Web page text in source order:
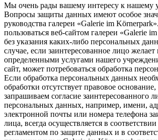
Мы очень рады вашему интересу к нашему
Вопросы защиты данных имеют особое
руководства галереи «Galerie im
пользоваться веб-сайтом галереи «Galerie
без указания каких-либо персональных
случае, если заинтересованное лицо желает
определенными услугами нашего
сайт, может потребоваться обработка
Если обработка персональных данных
обработки отсутствует правовое
запрашиваем согласие заинтересованного
персональных данных, например, имени,
электронной почты или номера телефона
лица, всегда осуществляется в
регламентом по защите данных и в